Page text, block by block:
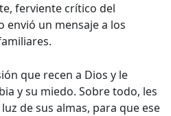
ferviente crítico del
envió un mensaje a los
que recen a Dios y le
y su miedo. Sobre todo, les
de sus almas, para que ese